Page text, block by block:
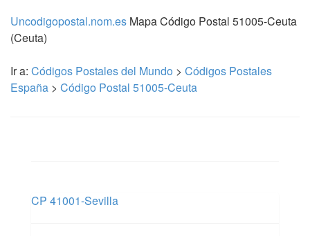
Uncodigopostal.nom.es Mapa Código Postal 51005-Ceuta
(Ceuta)
Ir a: Códigos Postales del Mundo > Códigos Postales
España > Código Postal 51005-Ceuta
CP 41001-Sevilla